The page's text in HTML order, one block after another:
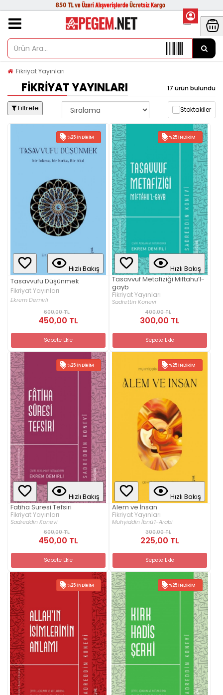
Fikriyat Yayınları
FIKRIYAT YAYINLARI 17 ürün bulundu
Filtrele Stoktakiler
%25 İNDIRIM
Hızlı Bakış
Tasavvufu Düşünmek
Fikriyat Yayınları
Ekrem Demirli
600,00 TL
450,00 TL
Sepete Ekle
%25 İNDIRIM
Hızlı Bakış
Tasavvuf Metafiziği Miftahu’l-
gayb
Fikriyat Yayınları
Sadrettin Konevi
400,00 TL
300,00 TL
Sepete Ekle
%25 İNDIRIM
Hızlı Bakış
Fatiha Suresi Tefsiri
Fikriyat Yayınları
Sadreddin Konevi
600,00 TL
450,00 TL
Sepete Ekle
%25 İNDIRIM
Hızlı Bakış
Alem ve İnsan
Fikriyat Yayınları
Muhyiddin İbnü’l-Arabi
300,00 TL
225,00 TL
Sepete Ekle
%25 İNDIRIM %25 İNDIRIM